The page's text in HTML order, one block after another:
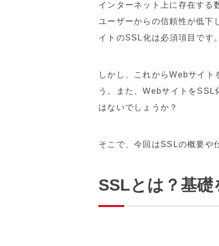
インターネット上に存在する
ユーザーからの信頼性が低下
イトのSSL化は必須項目です。
しかし、これからWebサイ
う。また、WebサイトをSSL
はないでしょうか？
そこで、今回はSSLの概要や
SSLとは？基